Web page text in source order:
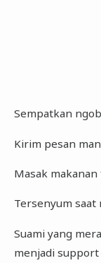
Sempatkan
Kirim pesan
Masak
Tersenyum
Suami yang
menjadi